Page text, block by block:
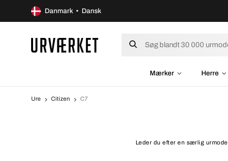
Danmark • Dansk
Mærker Herre
Ure Citizen C7
Leder du efter en særlig